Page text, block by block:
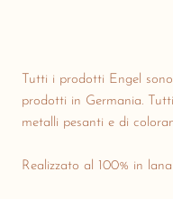
Tutti i prodotti Engel
prodotti in Germania.
metalli pesanti e di
Realizzato al 100% in